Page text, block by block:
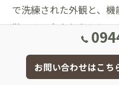
で洗練された外観と、機
徴です。大きな窓から
開放感あふれる空間が
宅では、畳や障子を取
が魅力的です。庭には
お問い合わせはこち